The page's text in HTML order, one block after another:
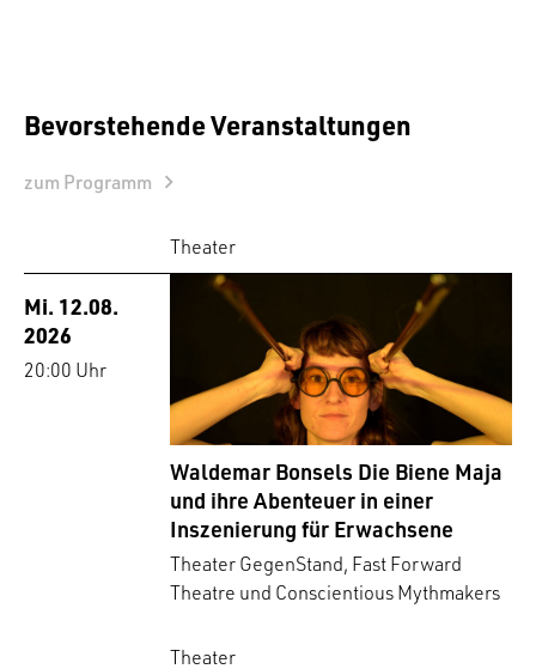
Bevorstehende Veranstaltungen
zum Programm
Theater
Mi. 12.08.
2026
20:00 Uhr
Waldemar Bonsels Die Biene Maja
und ihre Abenteuer in einer
Inszenierung für Erwachsene
Theater GegenStand, Fast Forward
Theatre und Conscientious Mythmakers
Theater